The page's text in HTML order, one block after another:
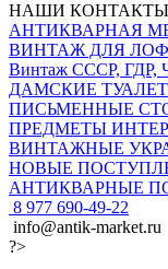
НАШИ КОНТАКТЫ
АНТИКВАРНАЯ
ВИНТАЖ ДЛЯ
Винтаж СССР, ГДР,
ДАМСКИЕ
ПИСЬМЕННЫЕ
ПРЕДМЕТЫ
ВИНТАЖНЫЕ
НОВЫЕ
АНТИКВАРНЫЕ
8 977 690-49-22
info@antik-market.ru
?>